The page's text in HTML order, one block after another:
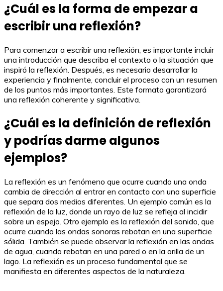
¿Cuál es la forma de empezar a
escribir una reflexión?
Para comenzar a escribir una reflexión, es importante incluir
una introducción que describa el contexto o la situación que
inspiró la reflexión. Después, es necesario desarrollar la
experiencia y finalmente, concluir el proceso con un resumen
de los puntos más importantes. Este formato garantizará
una reflexión coherente y significativa.
¿Cuál es la definición de reflexión
y podrías darme algunos
ejemplos?
La reflexión es un fenómeno que ocurre cuando una onda
cambia de dirección al entrar en contacto con una superficie
que separa dos medios diferentes. Un ejemplo común es la
reflexión de la luz, donde un rayo de luz se refleja al incidir
sobre un espejo. Otro ejemplo es la reflexión del sonido, que
ocurre cuando las ondas sonoras rebotan en una superficie
sólida. También se puede observar la reflexión en las ondas
de agua, cuando rebotan en una pared o en la orilla de un
lago. La reflexión es un proceso fundamental que se
manifiesta en diferentes aspectos de la naturaleza.